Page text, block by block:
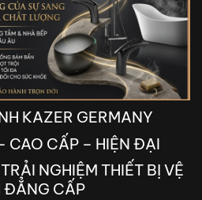
KAZER GERMANY
CAO CẤP – HIỆN ĐẠI
NGHIỆM THIẾT BỊ VỆ
ĐẲNG CẤP